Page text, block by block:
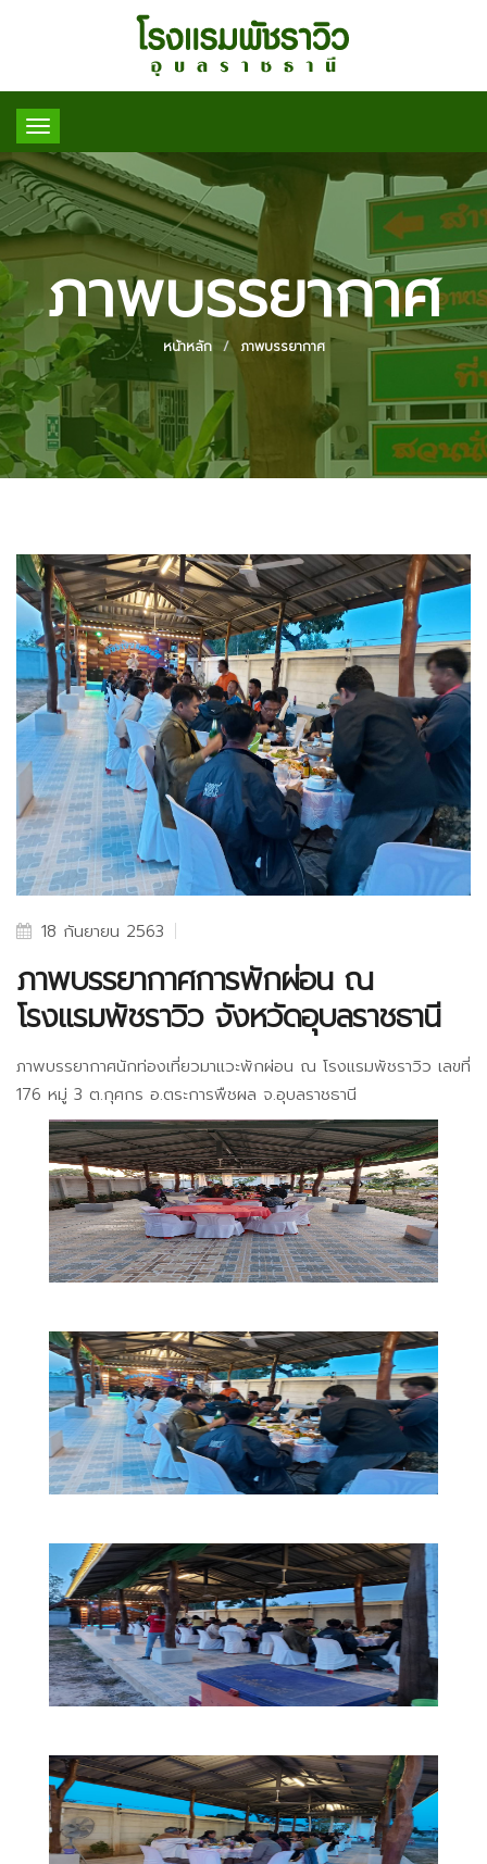
Toggle
navigation
ภาพบรรยากาศ
หน้าหลัก ภาพบรรยากาศ
18 กันยายน 2563
ภาพบรรยากาศการพักผ่อน ณ
โรงแรมพัชราวิว จังหวัดอุบลราชธานี
ภาพบรรยากาศนักท่องเที่ยวมาแวะพักผ่อน ณ โรงแรมพัชราวิว เลขที่
176 หมู่ 3 ต.กุศกร อ.ตระการพืชผล จ.อุบลราชธานี